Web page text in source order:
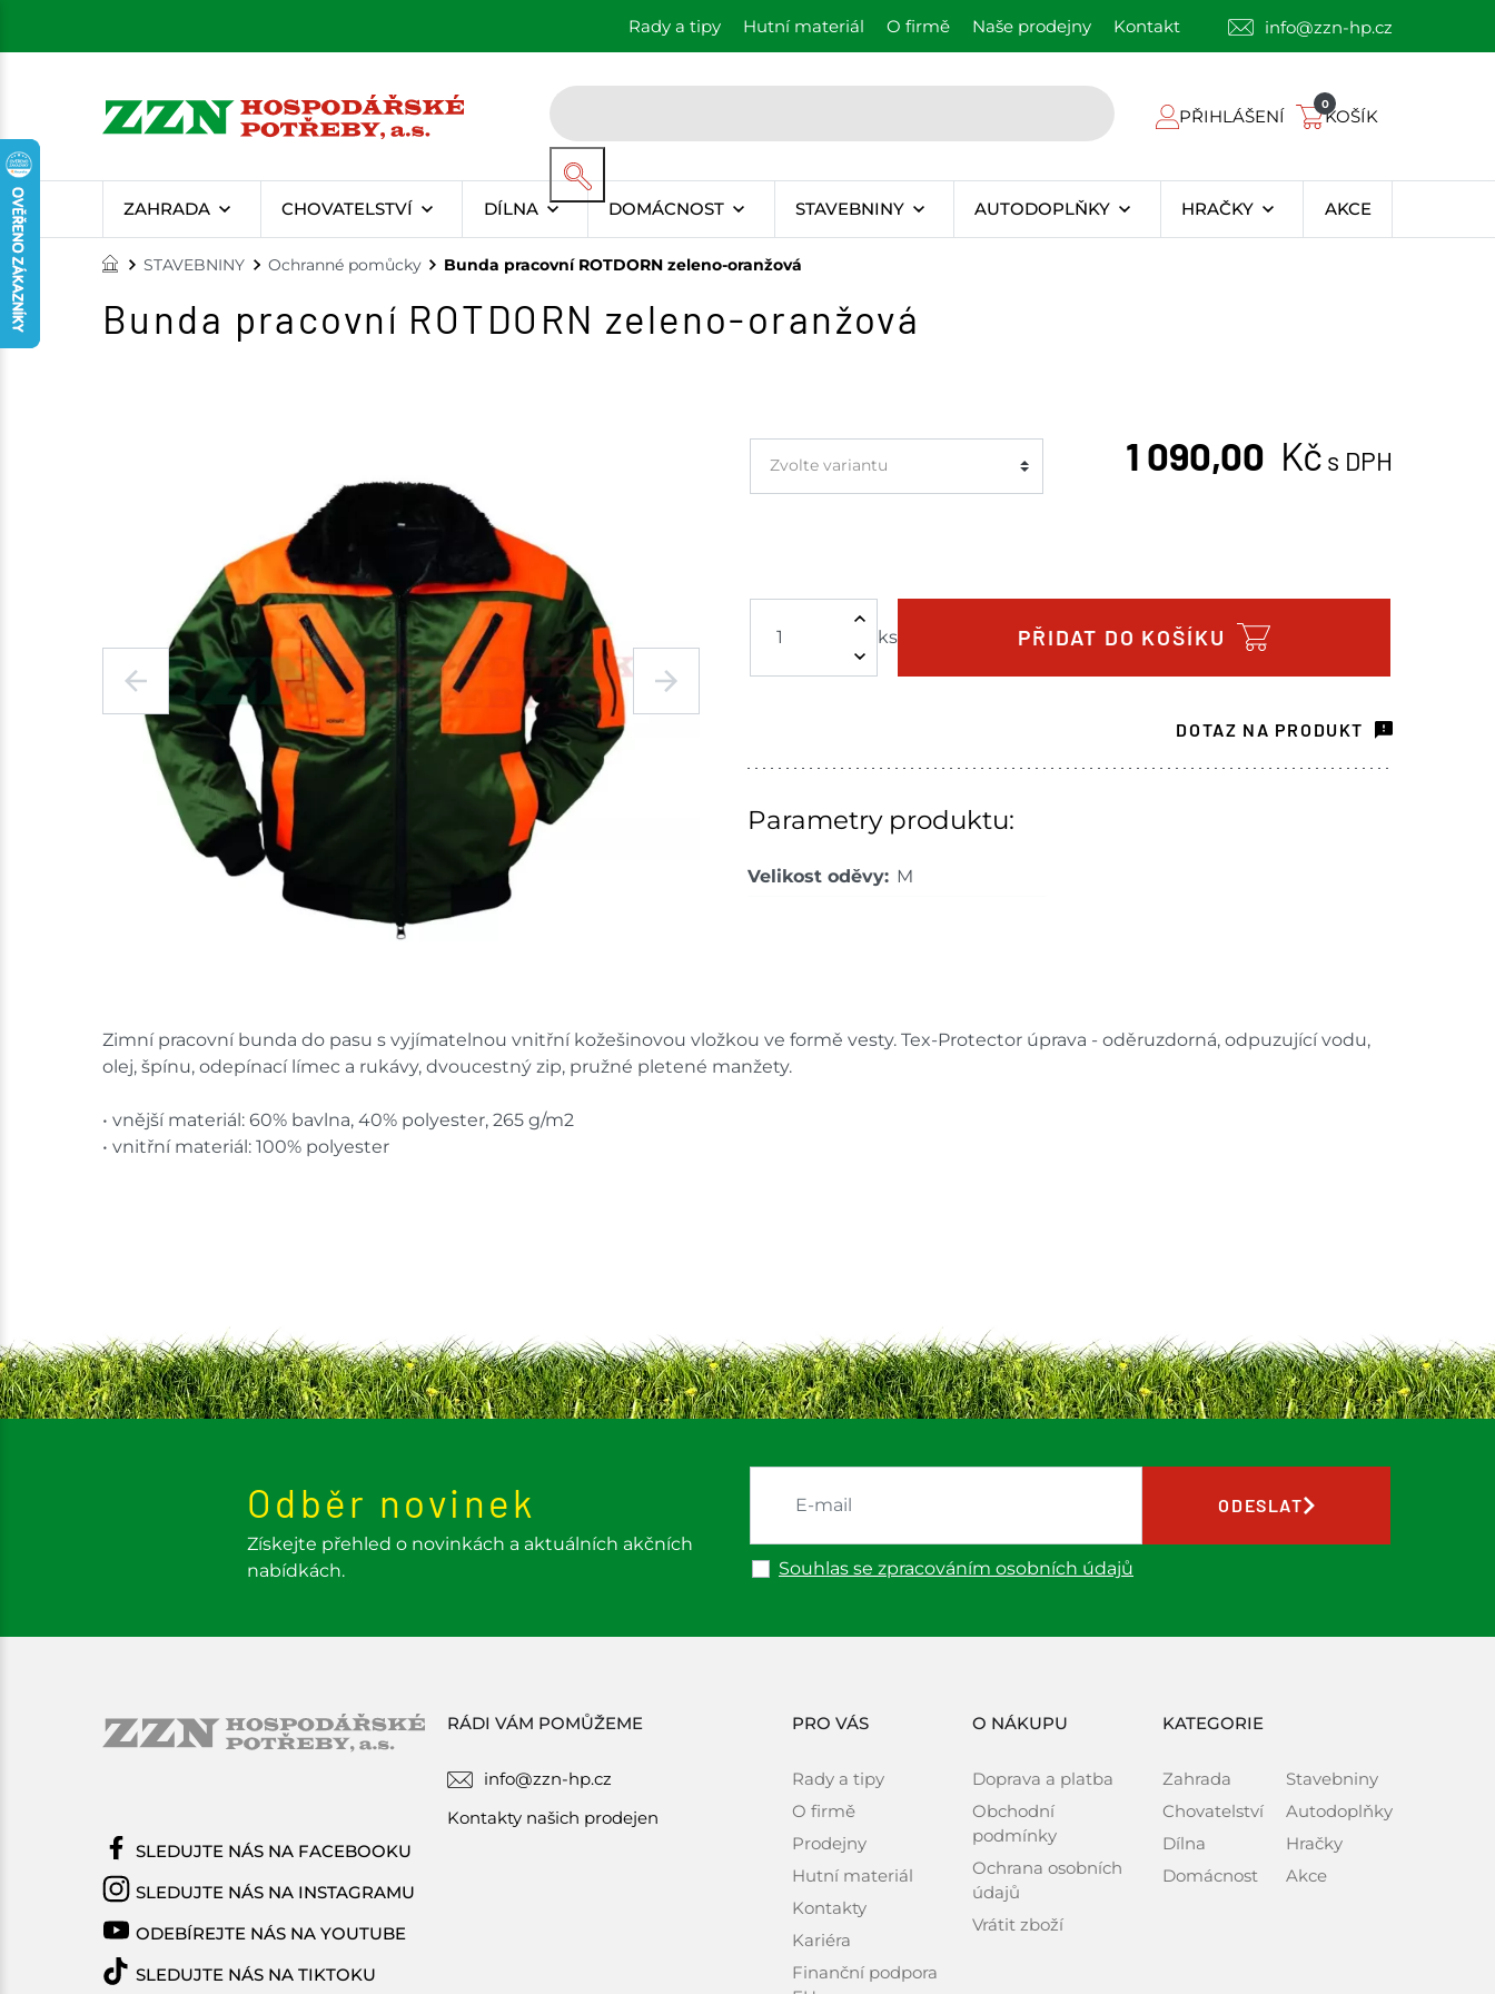
Rady a tipy Hutní materiál O firmě Naše prodejny Kontakt info@zzn-hp.cz
PŘIHLÁŠENÍ
0
KOŠÍK
ZAHRADA CHOVATELSTVÍ DÍLNA DOMÁCNOST STAVEBNINY AUTODOPLŇKY HRAČKY AKCE
STAVEBNINY Ochranné pomůcky Bunda pracovní ROTDORN zeleno-oranžová
Bunda pracovní ROTDORN zeleno-oranžová
1 090,00 Kč s DPH
ks PŘIDAT DO KOŠÍKU
DOTAZ NA PRODUKT
Parametry produktu:
Velikost oděvy: M
Zimní pracovní bunda do pasu s vyjímatelnou vnitřní kožešinovou vložkou ve formě vesty. Tex-Protector úprava - oděruzdorná, odpuzující vodu,
olej, špínu, odepínací límec a rukávy, dvoucestný zip, pružné pletené manžety.
• vnější materiál: 60% bavlna, 40% polyester, 265 g/m2
• vnitřní materiál: 100% polyester
Odběr novinek
Získejte přehled o novinkách a aktuálních akčních
nabídkách.
Souhlas se zpracováním osobních údajů
ODESLAT
RÁDI VÁM POMŮŽEME
info@zzn-hp.cz
Kontakty našich prodejen
PRO VÁS
Rady a tipy
O firmě
Prodejny
Hutní materiál
Kontakty
Kariéra
Finanční podpora
O NÁKUPU
Doprava a platba
Obchodní
podmínky
Ochrana osobních
údajů
Vrátit zboží
KATEGORIE
Zahrada
Chovatelství
Dílna
Domácnost
Stavebniny
Autodoplňky
Hračky
Akce
SLEDUJTE NÁS NA FACEBOOKU
SLEDUJTE NÁS NA INSTAGRAMU
ODEBÍREJTE NÁS NA YOUTUBE
SLEDUJTE NÁS NA TIKTOKU